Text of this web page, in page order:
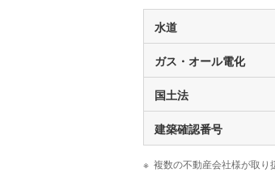
水道
ガス・オール電化
国土法
建築確認番号
複数の不動産会社様が取り